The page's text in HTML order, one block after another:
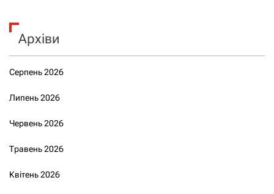
Архіви
Серпень 2026
Липень 2026
Червень 2026
Травень 2026
Квітень 2026